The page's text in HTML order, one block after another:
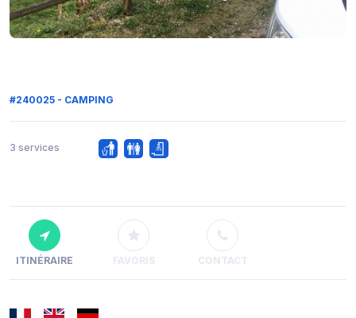
#240025 - CAMPING
3 services
ITINÉRAIRE FAVORIS CONTACT